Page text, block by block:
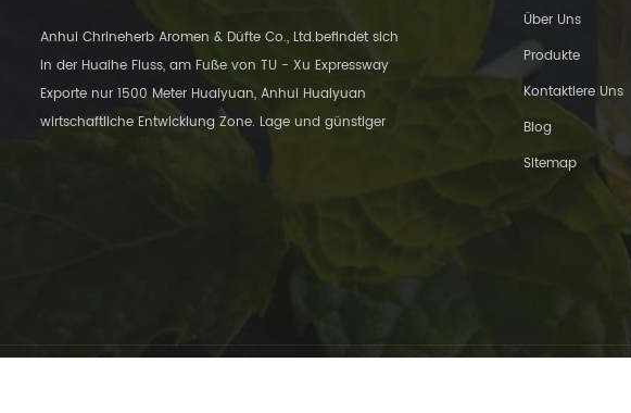
Anhui Chrineherb Aromen & Düfte Co., Ltd.befindet sich
in der Huaihe Fluss, am Fuße von TU - Xu Expressway
Exporte nur 1500 Meter Huaiyuan, Anhui Huaiyuan
wirtschaftliche Entwicklung Zone. Lage und günstiger
Über Uns
Produkte
Kontaktiere Uns
Blog
Sitemap